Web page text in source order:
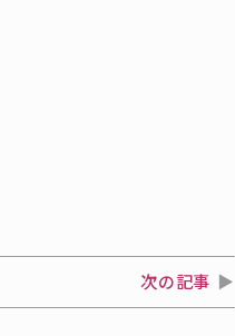
次の記事